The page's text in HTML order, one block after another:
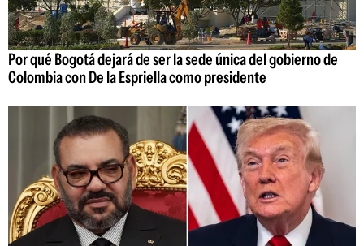
Por qué Bogotá dejará de ser la sede única del gobierno de
Colombia con De la Espriella como presidente